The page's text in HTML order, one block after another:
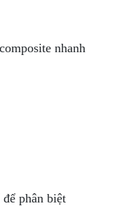
nhanh
phân biệt